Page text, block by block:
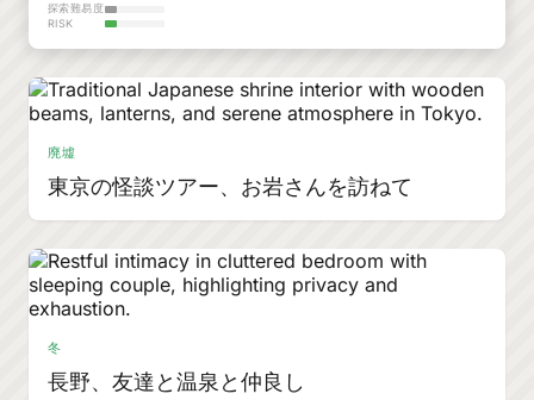
探索難易度
RISK
廃墟
東京の怪談ツアー、お岩さんを訪ねて
冬
長野、友達と温泉と仲良し